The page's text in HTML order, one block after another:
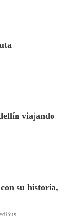
viajando
su historia,